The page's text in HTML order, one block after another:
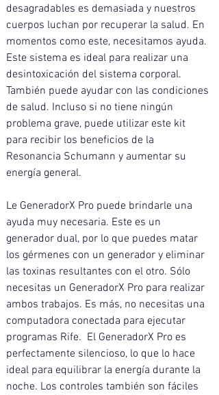
desagradables es demasiada y nuestros
cuerpos luchan por recuperar la salud. En
momentos como este, necesitamos ayuda.
Este sistema es ideal para realizar una
desintoxicación del sistema corporal.
También puede ayudar con las condiciones
de salud. Incluso si no tiene ningún
problema grave, puede utilizar este kit
para recibir los beneficios de la
Resonancia Schumann y aumentar su
energía general.
Le GeneradorX Pro puede brindarle una
ayuda muy necesaria. Este es un
generador dual, por lo que puedes matar
los gérmenes con un generador y eliminar
las toxinas resultantes con el otro. Sólo
necesitas un GeneradorX Pro para realizar
ambos trabajos. Es más, no necesitas una
computadora conectada para ejecutar
programas Rife.  El GeneradorX Pro es
perfectamente silencioso, lo que lo hace
ideal para equilibrar la energía durante la
noche. Los controles también son fáciles